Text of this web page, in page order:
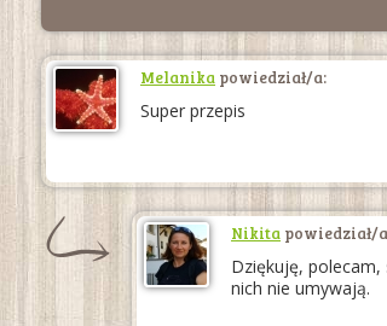
Melanika powiedział/a:
Super przepis
Nikita powiedział/
Dziękuję,
nich nie umywają.